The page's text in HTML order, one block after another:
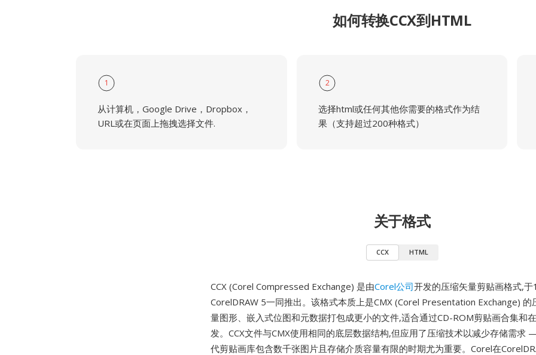
如何转换CCX到HTML
1
从计算机，Google Drive，Dropbox，
URL或在页面上拖拽选择文件.
2
选择html或任何其他你需要的格式作为结
果（支持超过200种格式）
关于格式
CCX HTML
CCX (Corel Compressed Exchange) 是由Corel公司开发的压缩矢量剪贴画格式,
CorelDRAW 5一同推出。该格式本质上是CMX (Corel Presentation Exchange) 的
量图形、嵌入式位图和元数据打包成更小的文件,适合通过CD-ROM剪贴画合集和
发。CCX文件与CMX使用相同的底层数据结构,但应用了压缩技术以减少存储需求
代剪贴画库包含数千张图片且存储介质容量有限的时期尤为重要。Corel在